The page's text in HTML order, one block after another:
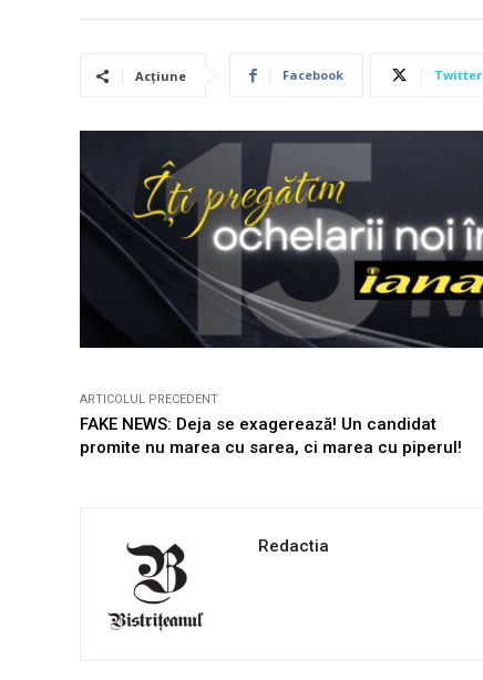
Acțiune Facebook Twitter
ARTICOLUL PRECEDENT
FAKE NEWS: Deja se exagerează! Un candidat
promite nu marea cu sarea, ci marea cu piperul!
Redactia